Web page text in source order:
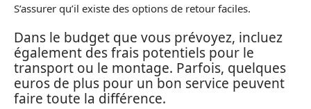
S’assurer qu’il existe des options de retour faciles.
Dans le budget que vous prévoyez, incluez
également des frais potentiels pour le
transport ou le montage. Parfois, quelques
euros de plus pour un bon service peuvent
faire toute la différence.